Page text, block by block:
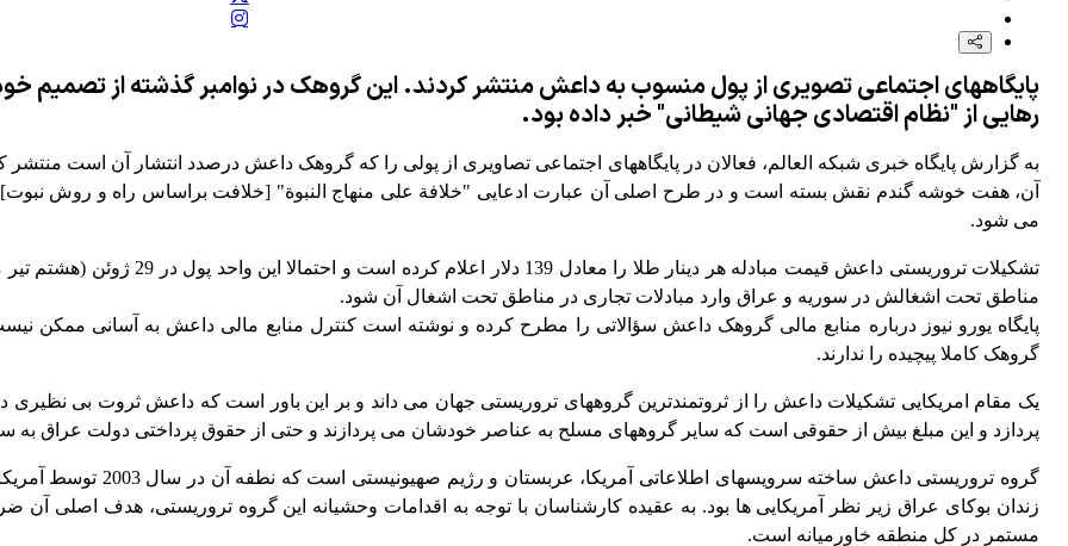
پایگاههای اجتماعی تصویری از پول منسوب به داعش منتشر کردند. این گروهک در نوامبر گذشته از تصمیم
رهایی از "نظام اقتصادی جهانی شیطانی" خبر داده بود.
به گزارش پایگاه خبری شبکه العالم، فعالان در پایگاههای اجتماعی تصاویری از پولی را که گروهک داعش درصدد انتشار آن است
آن، هفت خوشه گندم نقش بسته است و در طرح اصلی آن عبارت ادعایی "خلافة علی منهاج النبوة" [خلافت براساس راه و روش
می شود.
تشکیلات تروریستی داعش قیمت مبادله
مناطق تحت اشغالش در سوریه و عراق وارد مبادلات تجاری در مناطق تحت اشغال آن شود.
پایگاه یورو نیوز درباره منابع مالی گروهک داعش سؤالاتی را مطرح کرده و نوشته است کنترل منابع مالی داعش به آسانی ممکن
گروهک کاملا پیچیده را ندارند.
پردازد و این مبلغ بیش از حقوقی است که سایر گروههای مسلح به عناصر خودشان می پردازند و حتی از حقوق پرداختی دولت عراق به
گروه تروریستی داعش ساخته
زندان بوکای عراق زیر نظر آمریکایی ها بود. به عقیده کارشناسان با توجه به اقدامات وحشیانه این گروه تروریستی، هدف اصلی آن
مستمر در کل منطقه خاورمیانه است.